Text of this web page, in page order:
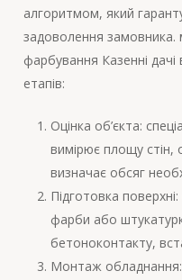
алгоритмом, який
задоволення замовника.
фарбування Казенні
етапів:
Оцінка об’єкта:
вимірює площу стін,
визначає обсяг
Підготовка
фарби або
бетоноконтакту,
Монтаж обладнання: